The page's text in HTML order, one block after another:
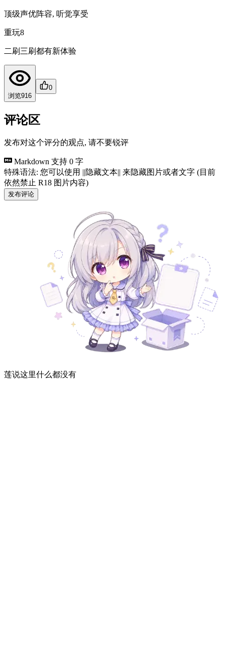
顶级声优阵容, 听觉享受
重玩8
二刷三刷都有新体验
浏览916
0
评论区
发布对这个评分的观点, 请不要锐评
Markdown 支持 0 字
特殊语法: 您可以使用 ||隐藏文本|| 来隐藏图片或者文字 (目前
依然禁止 R18 图片内容)
发布评论
莲说这里什么都没有